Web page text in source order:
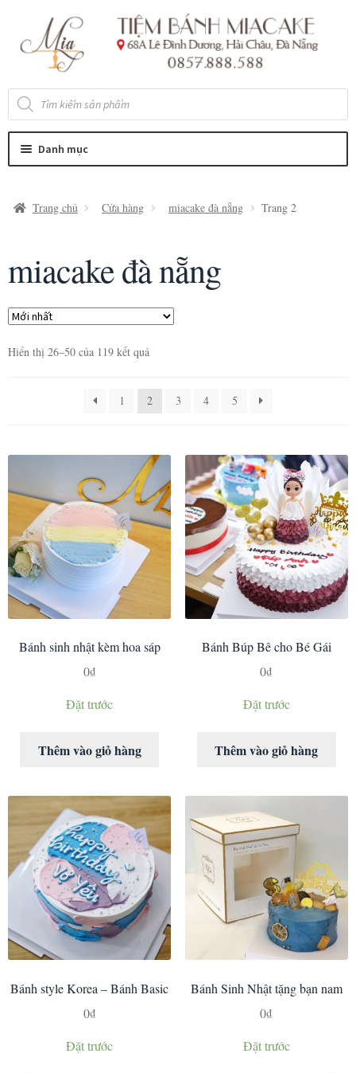
đến
Điều
đến
nội
Tìm
kiếm
sản
Danh mục
Trang chủ Cửa hàng miacake đà nẵng Trang 2
miacake đà nẵng
Hiển thị 26–50 của 119 kết quả
1 2 3 4 5
Bánh sinh nhật kèm hoa sáp
0₫
Đặt trước
Thêm vào giỏ hàng
Bánh Búp Bê cho Bé Gái
0₫
Đặt trước
Thêm vào giỏ hàng
Bánh style Korea – Bánh Basic
0₫
Đặt trước
Bánh Sinh Nhật tặng bạn nam
0₫
Đặt trước